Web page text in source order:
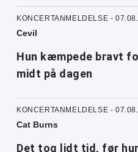
KONCERTANMELDELSE -
Cevil
Hun kæmpede bravt
midt på dagen
KONCERTANMELDELSE -
Cat Burns
Det tog lidt tid, før